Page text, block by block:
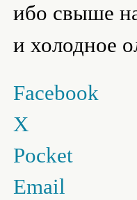
ибо свыше
и холодное
Facebook
X
Pocket
Email